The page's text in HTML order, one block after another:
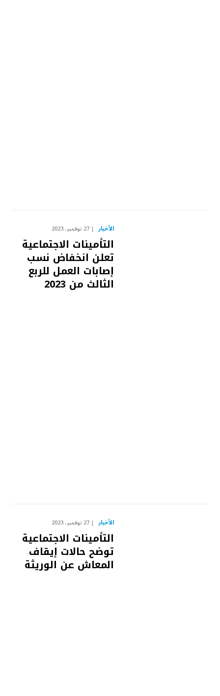
الأخبار 27 نوفمبر، 2023
التأمينات الاجتماعية
تعلن انخفاض نسب
إصابات العمل للربع
الثالث من 2023
الأخبار 27 نوفمبر، 2023
التأمينات الاجتماعية
توضح حالات إيقاف
المعاش عن الوريثة